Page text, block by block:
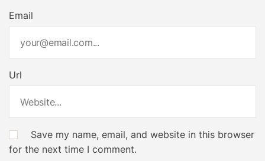
Email
Url
Save my name, email, and website in this browser
for the next time I comment.